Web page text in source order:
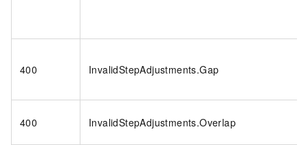
400 InvalidStepAdjustments.Gap
400 InvalidStepAdjustments.Overlap